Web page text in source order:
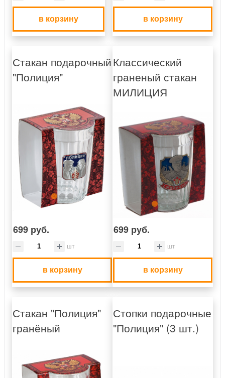
в корзину в корзину
Стакан подарочный
"Полиция"
699 руб.
шт
в корзину
Классический
граненый стакан
МИЛИЦИЯ
699 руб.
шт
в корзину
Стакан "Полиция"
гранёный
Стопки подарочные
"Полиция" (3 шт.)